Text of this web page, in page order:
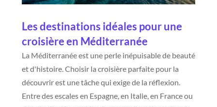
Les destinations idéales pour une
croisière en Méditerranée
La Méditerranée est une perle inépuisable de beauté
et d'histoire. Choisir la croisière parfaite pour la
découvrir est une tâche qui exige de la réflexion.
Entre des escales en Espagne, en Italie, en France ou